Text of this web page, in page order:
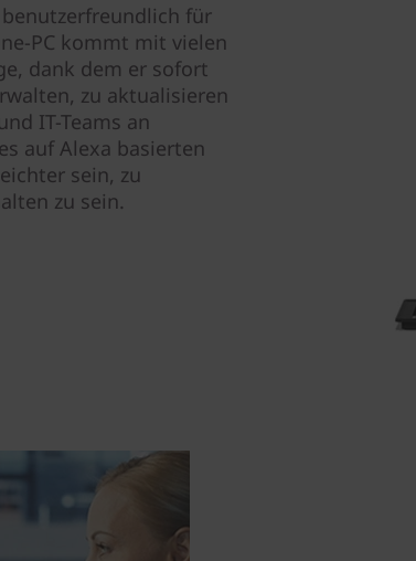
für
PC kommt mit vielen
dank dem er sofort
zu aktualisieren
IT-Teams an
auf Alexa basierten
sein, zu
zu sein.